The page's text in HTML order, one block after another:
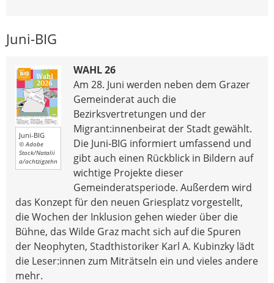
Juni-BIG
Juni-BIG
© Adobe
Stock/Natalii
a/achtzigzehn
WAHL 26
Am 28. Juni werden neben dem Grazer
Gemeinderat auch die
Bezirksvertretungen und der
Migrant:innenbeirat der Stadt gewählt.
Die Juni-BIG informiert umfassend und
gibt auch einen Rückblick in Bildern auf
wichtige Projekte dieser
Gemeinderatsperiode. Außerdem wird
das Konzept für den neuen Griesplatz vorgestellt,
die Wochen der Inklusion gehen wieder über die
Bühne, das Wilde Graz macht sich auf die Spuren
der Neophyten, Stadthistoriker Karl A. Kubinzky lädt
die Leser:innen zum Miträtseln ein und vieles andere
mehr.